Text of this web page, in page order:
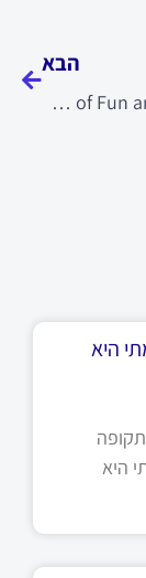
הבא
DNA Balls – The Perfect Blend of Fun and Creativity
היא
היא